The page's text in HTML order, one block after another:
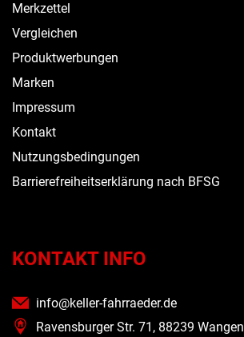
Merkzettel
Vergleichen
Produktwerbungen
Marken
Impressum
Kontakt
Nutzungsbedingungen
Barrierefreiheitserklärung nach BFSG
KONTAKT INFO
info@keller-fahrraeder.de
Ravensburger Str. 71, 88239 Wangen